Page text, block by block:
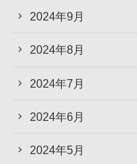
2024年9月
2024年8月
2024年7月
2024年6月
2024年5月